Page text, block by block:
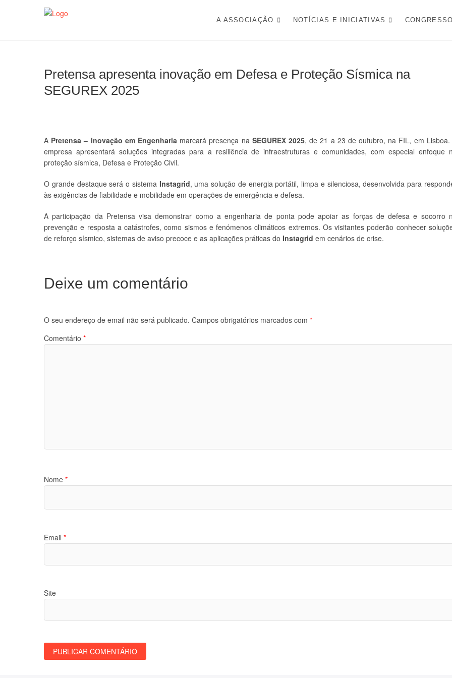
A ASSOCIAÇÃO NOTÍCIAS E INICIATIVAS
Pretensa apresenta inovação em Defesa e Proteção Sísmica na
SEGUREX 2025
A Pretensa – Inovação em Engenhariamarcará presença na SEGUREX 2025, de 21 a 23 de outubro, na FIL, em Lisboa.
empresa apresentará soluções integradas para a resiliência de infraestruturas e comunidades, com especial enfoque
proteção sísmica, Defesa e Proteção Civil.
O grande destaque será o sistema Instagrid, uma solução de energia portátil, limpa e silenciosa, desenvolvida para
às exigências de fiabilidade e mobilidade em operações de emergência e defesa.
A participação da Pretensa visa demonstrar como a engenharia de ponta pode apoiar as forças de defesa e socorro
prevenção e resposta a catástrofes, como sismos e fenómenos climáticos extremos. Os visitantes poderão conhecer
de reforço sísmico, sistemas de aviso precoce e as aplicações práticas do Instagrid em cenários de crise.
Deixe um comentário
O seu endereço de email não será publicado. Campos obrigatórios marcados com *
Comentário *
Nome *
Email *
Site